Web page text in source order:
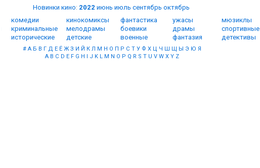
Новинки кино: 2022 июнь июль сентябрь октябрь
комедии кинокомиксы фантастика ужасы
мюзиклы
криминальные мелодрамы боевики драмы
спортивные
исторические детские военные фантазия детективы
# А Б В Г Д Е Ё Ж З И Й К Л М Н О П Р С Т У Ф Х Ц Ч Ш Щ Ы Э Ю Я
A B C D E F G H I J K L M N O P Q R S T U V W X Y Z